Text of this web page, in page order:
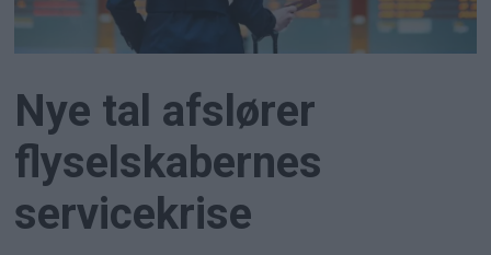
Nye tal afslører
flyselskabernes
servicekrise